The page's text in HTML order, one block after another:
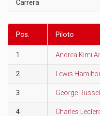
Carrera
Pos. Piloto
1 Andrea Kimi
2 Lewis
3 George Russell
4 Charles